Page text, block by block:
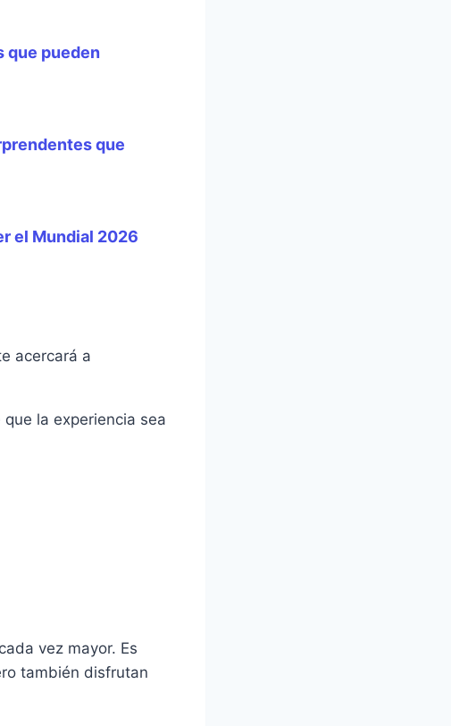
que pueden
que
el Mundial 2026
acercará a
la experiencia sea
vez mayor. Es
también disfrutan